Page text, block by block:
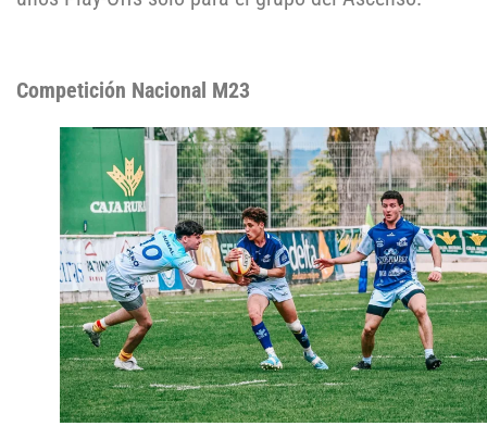
Competición Nacional M23